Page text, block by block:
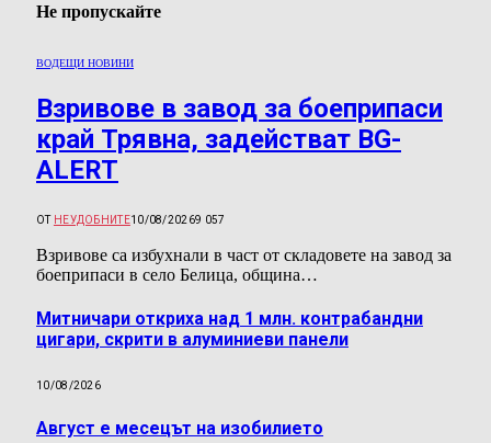
Не пропускайте
ВОДЕЩИ НОВИНИ
Взривове в завод за боеприпаси
край Трявна, задействат BG-
ALERT
ОТ НЕУДОБНИТЕ10/08/20269 057
Взривове са избухнали в част от складовете на завод за
боеприпаси в село Белица, община…
Митничари откриха над 1 млн. контрабандни
цигари, скрити в алуминиеви панели
10/08/2026
Август е месецът на изобилието